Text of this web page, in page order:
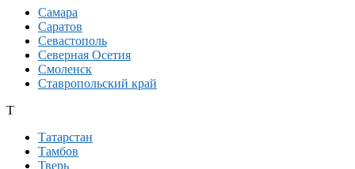
Самара
Саратов
Севастополь
Северная Осетия
Смоленск
Ставропольский край
Т
Татарстан
Тамбов
Тверь